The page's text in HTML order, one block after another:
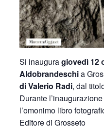
Si inauguragiovedì 12
Aldobrandeschia
di Valerio Radi, dal
Durante
l’omonimo libro
Editore di Grosseto